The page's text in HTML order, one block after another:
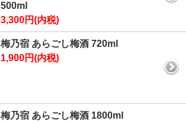
500ml
3,300円(内税)
梅乃宿 あらごし梅酒 720ml
1,900円(内税)
梅乃宿 あらごし梅酒 1800ml